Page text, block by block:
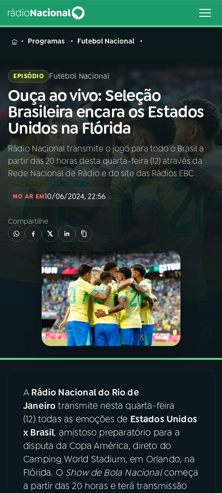
MENU
Buscar
na
Rádio
Nacional
Buscar
AO VIVO
INÍCIO
PROGRAMAS
PODCASTS
VIDEOCASTS
08FESTIVAL DE MÚSICA
ACOMPANHE A RÁDIO NACIONAL
YouTube Facebook
Instagram X
Programas Futebol Nacional
EPISÓDIO Futebol Nacional
Ouça ao vivo: Seleção
Brasileira encara os Estados
Unidos na Flórida
Rádio Nacional transmite o jogo para todo o Brasil a
partir das 20 horas desta quarta-feira (12) através da
Rede Nacional de Rádio e do site das Rádios EBC
NO AR EM10/06/2024, 22:56
Compartilhe
A Rádio Nacional do Rio de
Janeiro transmite nesta quarta-feira
(12) todas as emoções de Estados Unidos
x Brasil, amistoso preparatório para a
disputa da Copa América, direto do
Camping World Stadium, em Orlando, na
Flórida. O Show de Bola Nacionalcomeça
a partir das 20 horas e terá transmissão